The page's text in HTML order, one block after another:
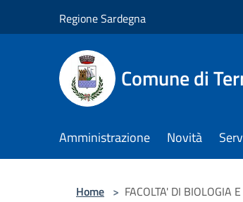
Regione Sardegna
Comune di
Amministrazione Novità
Home > FACOLTA' DI BIOLOGIA